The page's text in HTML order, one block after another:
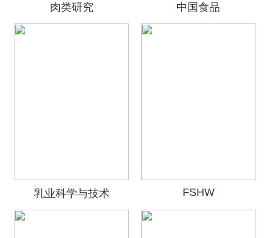
肉类研究 中国食品
乳业科学与技术 FSHW